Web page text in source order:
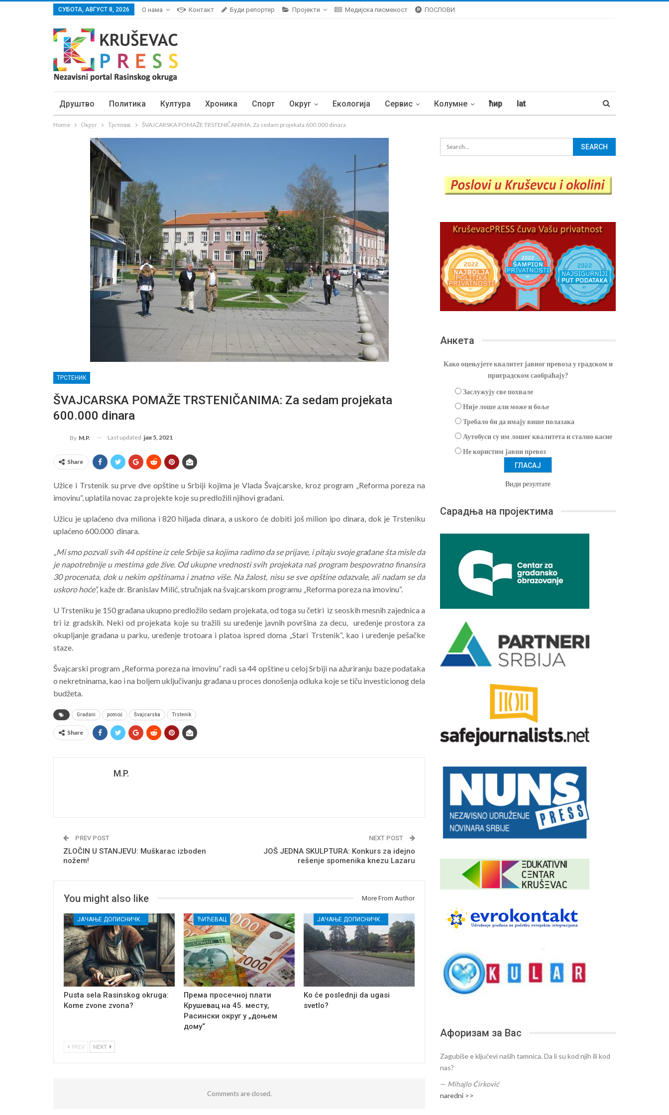
СУБОТА, АВГУСТ 8, 2026 О нама Контакт Буди репортер Пројекти Медијска писменост ПОСЛОВИ
Друштво Политика Култура Хроника Спорт Округ Екологија Сервис Колумне ћир lat
Home Округ Трстеник ŠVAJCARSKA POMAŽE TRSTENIČANIMA: Za sedam projekata 600.000 dinara
ТРСТЕНИК
ŠVAJCARSKA POMAŽE TRSTENIČANIMA: Za sedam projekata
600.000 dinara
By M.P. Last updated јан 5, 2021
Share
Užice i Trstenik su prve dve opštine u Srbiji kojima je Vlada Švajcarske, kroz program „Reforma poreza na
imovinu“, uplatila novac za projekte koje su predložili njihovi građani.
Užicu je uplaćeno dva miliona i 820 hiljada dinara, a uskoro će dobiti još milion ipo dinara, dok je Trsteniku
uplaćeno 600.000 dinara.
„Mi smo pozvali svih 44 opštine iz cele Srbije sa kojima radimo da se prijave, i pitaju svoje građane šta misle da
je napotrebnije u mestima gde žive. Od ukupne vrednosti svih projekata naš program bespovratno finansira
30 procenata, dok u nekim opštinama i znatno više. Na žalost, nisu se sve opštine odazvale, ali nadam se da
uskoro hoće“,kaže dr. Branislav Milić, stručnjak na švajcarskom programu „Reforma poreza na imovinu“.
U Trsteniku je 150 građana ukupno predložilo sedam projekata, od toga su četiri iz seoskih mesnih zajednica a
tri iz gradskih. Neki od projekata koje su tražili su uređenje javnih površina za decu, uređenje prostora za
okupljanje građana u parku, uređenje trotoara i platoa ispred doma „Stari Trstenik“, kao i uređenje pešačke
staze.
Švajcarski program „Reforma poreza na imovinu“ radi sa 44 opštine u celoj Srbiji na ažuriranju baze podataka
o nekretninama, kao i na boljem uključivanju građana u proces donošenja odluka koje se tiču investicionog dela
budžeta.
Građani pomoć Švajcarska Trstenik
Share
M.P.
PREV POST
ZLOČIN U STANJEVU: Muškarac izboden
nožem!
NEXT POST
JOŠ JEDNA SKULPTURA: Konkurs za idejno
rešenje spomenika knezu Lazaru
You might also like More From Author
ЈАЧАЊЕ ДОПИСНИЧКЕ МРЕЖЕ НЕЗАВИСНИХ МЕДИЈА У РАСИНСКОМ ОКРУГУ
Pusta sela Rasinskog okruga:
Kome zvone zvona?
ЋИЋЕВАЦ
Према просечној плати
Крушевац на 45. месту,
Расински округ у „доњем
дому“
ЈАЧАЊЕ ДОПИСНИЧКЕ МРЕЖЕ НЕЗАВИСНИХ МЕДИЈА У РАСИНСКОМ ОКРУГУ
Ko će poslednji da ugasi
svetlo?
PREV NEXT
Comments are closed.
Анкета
Како оцењујете квалитет јавног превоза у градском и
приградском саобраћају?
Заслужују све похвале
Није лоше али може и боље
Требало би да имају више полазака
Аутобуси су им лошег квалитета и стално касне
Не користим јавни превоз
Види резултате
Сарадња на пројектима
Афоризам за Вас
Zagubiše e ključevi naših tamnica. Da li su kod njih ili kod
nas?
— Mihajlo Ćirković
naredni >>